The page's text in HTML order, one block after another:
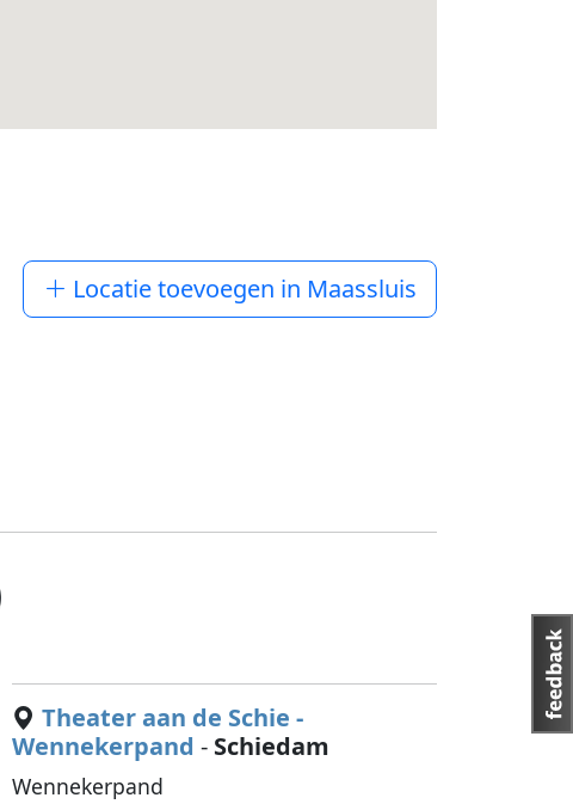
Locatie toevoegen in Maassluis
Theater aan de Schie -
Wennekerpand - Schiedam
Wennekerpand